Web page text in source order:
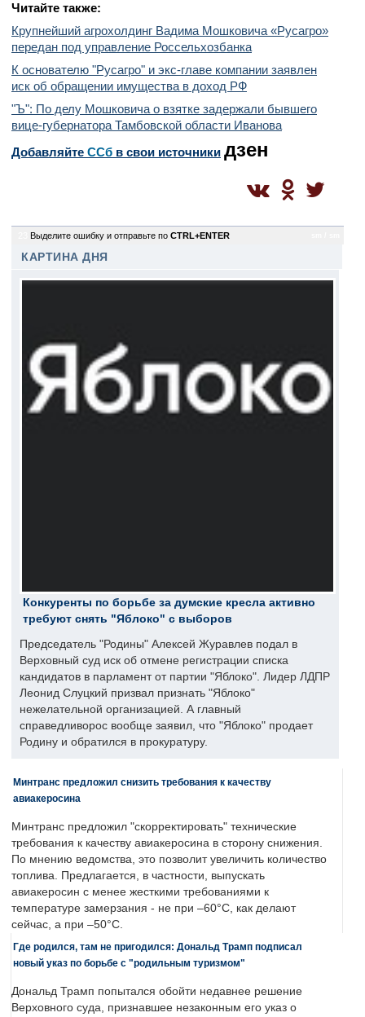
Читайте также:
Крупнейший агрохолдинг Вадима Мошковича «Русагро»
передан под управление Россельхозбанка
К основателю "Русагро" и экс-главе компании заявлен
иск об обращении имущества в доход РФ
"Ъ": По делу Мошковича о взятке задержали бывшего
вице-губернатора Тамбовской области Иванова
Добавляйте CСб в свои источники дзен
Выделите ошибку и отправьте по CTRL+ENTER
КАРТИНА ДНЯ
Конкуренты по борьбе за думские кресла активно
требуют снять "Яблоко" с выборов
Председатель "Родины" Алексей Журавлев подал в
Верховный суд иск об отмене регистрации списка
кандидатов в парламент от партии "Яблоко". Лидер ЛДПР
Леонид Слуцкий призвал признать "Яблоко"
нежелательной организацией. А главный
справедливорос вообще заявил, что "Яблоко" продает
Родину и обратился в прокуратуру.
Минтранс предложил снизить требования к качеству
авиакеросина
Минтранс предложил "скорректировать" технические
требования к качеству авиакеросина в сторону снижения.
По мнению ведомства, это позволит увеличить количество
топлива. Предлагается, в частности, выпускать
авиакеросин с менее жесткими требованиями к
температуре замерзания - не при –60°C, как делают
сейчас, а при –50°C.
Где родился, там не пригодился: Дональд Трамп подписал
новый указ по борьбе с "родильным туризмом"
Дональд Трамп попытался обойти недавнее решение
Верховного суда, признавшее незаконным его указ о